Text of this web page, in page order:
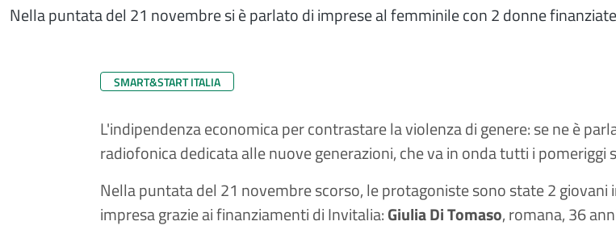
Nella puntata del 21 novembre si è parlato di imprese al femminile con 2 donne
SMART&START ITALIA
L'indipendenza economica per contrastare la violenza di genere: se ne è
radiofonica dedicata alle nuove generazioni, che va in onda tutti i pomeriggi
Nella puntata del 21 novembre scorso, le protagoniste sono state 2
impresa grazie ai finanziamenti di Invitalia:Giulia Di Tomaso, romana, 36